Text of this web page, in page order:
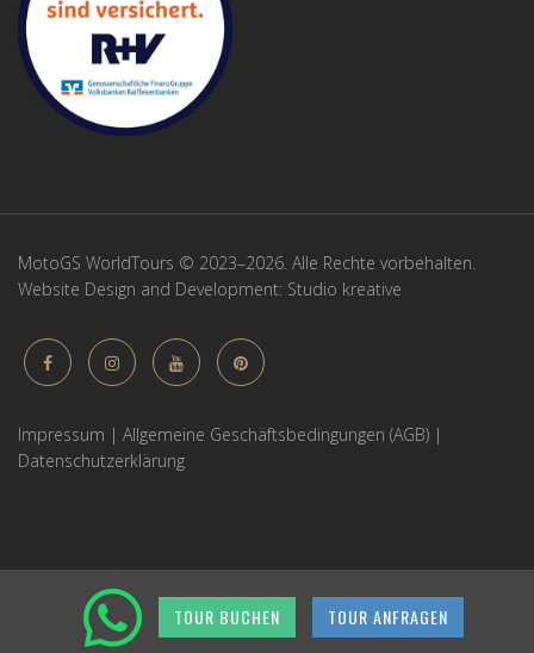
TOUR BUCHEN TOUR ANFRAGEN
MotoGS WorldTours © 2023–2026. Alle Rechte vorbehalten.
Website Design and Development: Studio kreative
Impressum | Allgemeine Geschäftsbedingungen (AGB) |
Datenschutzerklärung